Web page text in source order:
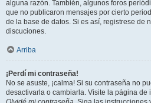
alguna razón. También, algunos foros
que no publicaron mensajes por cierto
de la base de datos. Si es así, registrese de
discuciones.
Arriba
¡Perdí mi contraseña!
No se asuste, ¡calma! Si su contraseña no
desactivarla o cambiarla. Visite la página de